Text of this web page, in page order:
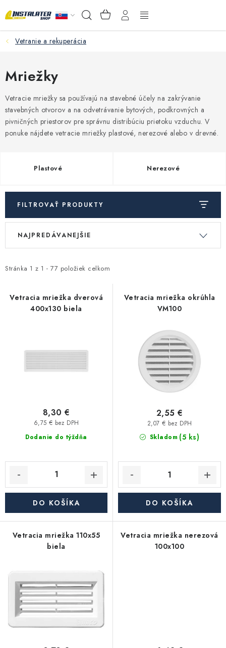
na
Hľadať NÁKUPNÝ
KOŠÍK
Inštalačný materiál
Meranie a regulácia
Kúrenie a chladenie
Vetranie a rekuperácia
Spojovací materiál
VEĽKOOBCHOD
AKO VYBRAŤ?
PREDAJŇA - RAKOVÁ
Kontakty Poštovné a doprava
Obchodné podmienky
Reklamačné podmienky
Obchodné podmienky požičovne náradia
Moja objednávka
Vetranie a rekuperácia
Mriežky
Vetracie mriežky sa používajú na stavebné účely na zakrývanie
stavebných otvorov a na odvetrávanie bytových, podkrovných a
pivničných priestorov pre správnu distribúciu prietoku vzduchu. V
ponuke nájdete vetracie mriežky plastové, nerezové alebo v drevné.
Plastové Nerezové
FILTROVAŤ PRODUKTY
V
i
p
Stránka 1 z 1 - 77 položiek celkom
R
e
NAJPREDÁVANEJŠIE
Vetracia mriežka dverová
400x130 biela
Dodanie do týždňa
6,75 € bez DPH
8,30 €
DO KOŠÍKA
Vetracia mriežka okrúhla
VM100
Skladom (5 ks)
2,07 € bez DPH
2,55 €
DO KOŠÍKA
Vetracia mriežka 110x55
biela
Vetracia mriežka nerezová
100x100